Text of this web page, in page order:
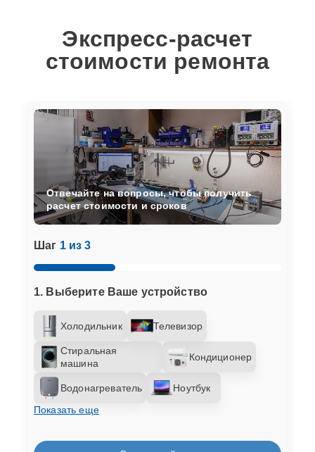
Экспресс-расчет
стоимости ремонта
Шаг 1 из 3
1. Выберите Ваше устройство
Холодильник Телевизор
Стиральная
машина
Кондиционер
Водонагреватель
Ноутбук
Показать еще
Отвечайте на вопросы, чтобы получить
расчет стоимости и сроков